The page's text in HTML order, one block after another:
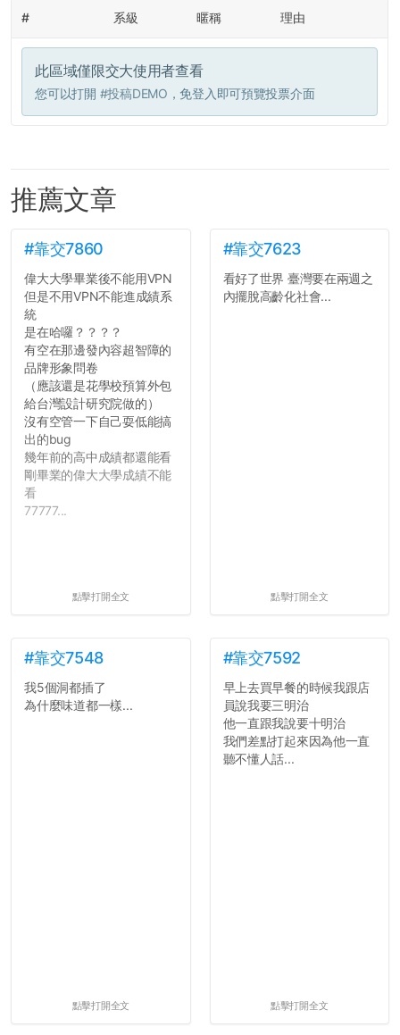
# 系級 暱稱 理由
此區域僅限交大使用者查看
您可以打開 #投稿DEMO ，免登入即可預覽投票介面
推薦文章
#靠交7860
偉大大學畢業後不能用VPN
但是不用VPN不能進成績系
統
是在哈囉？？？？
有空在那邊發內容超智障的
品牌形象問卷
（應該還是花學校預算外包
給台灣設計研究院做的）
沒有空管一下自己耍低能搞
出的bug
幾年前的高中成績都還能看
剛畢業的偉大大學成績不能
看
77777...
點擊打開全文
#靠交7623
看好了世界 臺灣要在兩週之
內擺脫高齡化社會...
點擊打開全文
#靠交7548
我5個洞都插了
為什麼味道都一樣...
點擊打開全文
#靠交7592
早上去買早餐的時候我跟店
員說我要三明治
他一直跟我說要十明治
我們差點打起來因為他一直
聽不懂人話...
點擊打開全文